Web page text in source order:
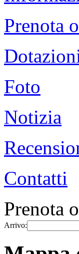
Prenota
Foto
Notizia
Contatti
Prenota
Arrivo: